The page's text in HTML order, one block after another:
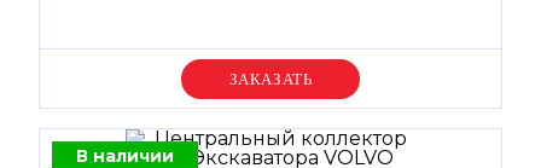
Уточняйте цену
В наличии